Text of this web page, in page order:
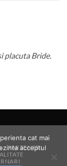
placuta Bride.
PARTENERI
cat mai
acceptul